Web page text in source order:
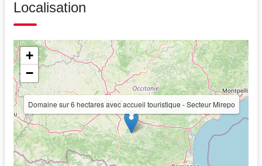
Localisation
Domaine sur 6 hectares avec accueil touristique - Secteur Mirepo
+
−